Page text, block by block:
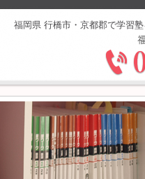
福岡県 行橋市・京都郡で学習